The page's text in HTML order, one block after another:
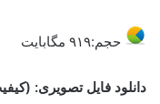
حجم:۹۱۹ مگابایت
دانلود فایل تصویری: